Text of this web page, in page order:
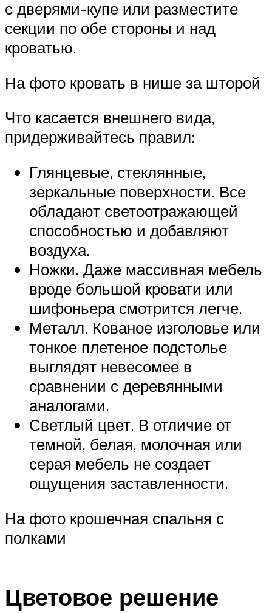
с дверями-купе или разместите
секции по обе стороны и над
кроватью.
На фото кровать в нише за шторой
Что касается внешнего вида,
придерживайтесь правил:
Глянцевые, стеклянные,
зеркальные поверхности. Все
обладают светоотражающей
способностью и добавляют
воздуха.
Ножки. Даже массивная мебель
вроде большой кровати или
шифоньера смотрится легче.
Металл. Кованое изголовье или
тонкое плетеное подстолье
выглядят невесомее в
сравнении с деревянными
аналогами.
Светлый цвет. В отличие от
темной, белая, молочная или
серая мебель не создает
ощущения заставленности.
На фото крошечная спальня с
полками
Цветовое решение